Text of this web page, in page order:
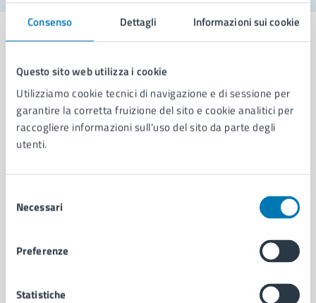
Consenso Dettagli Informazioni sui cookie
Questo sito web utilizza i cookie
Utilizziamo cookie tecnici di navigazione e di sessione per
garantire la corretta fruizione del sito e cookie analitici per
raccogliere informazioni sull'uso del sito da parte degli
utenti.
delNecessari
Preferenze
Statistiche
Comune di Napoli
AMMINISTRAZIONE
Aree amministrative
Uffici
Personale amministrativo
Intranet, posta aziendale e protocollo